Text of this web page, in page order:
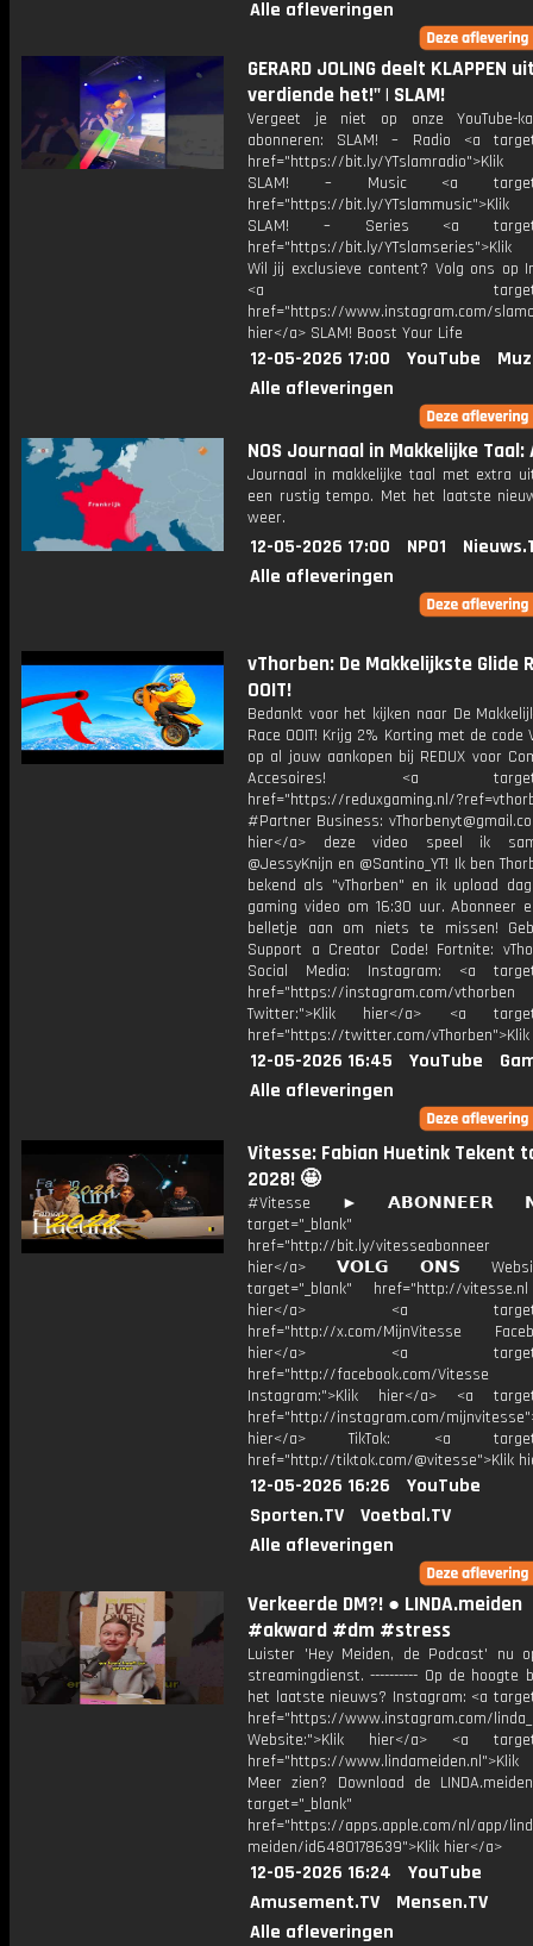
Alle afleveringen
GERARD JOLING deelt KLAPPEN
verdiende het!" | SLAM!
Vergeet je niet op onze YouTube-
abonneren: SLAM! – Radio <a
href="https://bit.ly/
SLAM! – Music <a
href="https://bit.ly/
SLAM! – Series <a
href="https://bit.ly/
Wil jij exclusieve content? Volg ons op
<a
href="https://www.instagram.com/
hier</a> SLAM! Boost Your Life
12-05-2026 17:00 YouTube
Alle afleveringen
NOS Journaal in Makkelijke
Journaal in makkelijke taal met extra
een rustig tempo. Met het laatste
weer.
12-05-2026 17:00 NPO1
Alle afleveringen
vThorben: De Makkelijkste Glide
OOIT!
Bedankt voor het kijken naar De
Race OOIT! Krijg 2% Korting met de code
op al jouw aankopen bij REDUX voor
Accesoires! <a
href="https://reduxgaming.nl/
#Partner Business:
hier</a> deze video speel ik
@JessyKnijn en @Santino_YT! Ik ben
bekend als "vThorben" en ik upload
gaming video om 16:30 uur. Abonneer
belletje aan om niets te missen!
Support a Creator Code! Fortnite:
Social Media: Instagram: <a
href="https://instagram.com/vthorben
Twitter:">Klik hier</a> <a
href="https://twitter.com/
12-05-2026 16:45 YouTube
Alle afleveringen
Vitesse: Fabian Huetink Tekent
2028! 🤩
#Vitesse ► 𝗔𝗕𝗢𝗡𝗡𝗘𝗘𝗥
target="_blank"
href="http://bit.ly/
hier</a> 𝗩𝗢𝗟𝗚 𝗢𝗡𝗦
target="_blank" href="http://
hier</a> <a
href="http://x.com/MijnVitesse
hier</a> <a
href="http://facebook.com/Vitesse
Instagram:">Klik hier</a> <a
href="http://instagram.com/
hier</a> TikTok: <a
href="http://tiktok.com/@vitesse">Klik
12-05-2026 16:26
YouTube
Sporten.TV
Voetbal.TV
Alle afleveringen
Verkeerde DM?! ● LINDA.meiden
#akward #dm #stress
Luister 'Hey Meiden, de Podcast' nu
streamingdienst. ---------- Op de hoogte
het laatste nieuws? Instagram: <a
href="https://www.instagram.com/
Website:">Klik hier</a> <a
href="https://
Meer zien? Download de
target="_blank"
href="https://apps.apple.com/nl/app/
meiden/id6480178639">Klik hier</a>
12-05-2026 16:24
YouTube
Amusement.TV
Mensen.TV
Alle afleveringen